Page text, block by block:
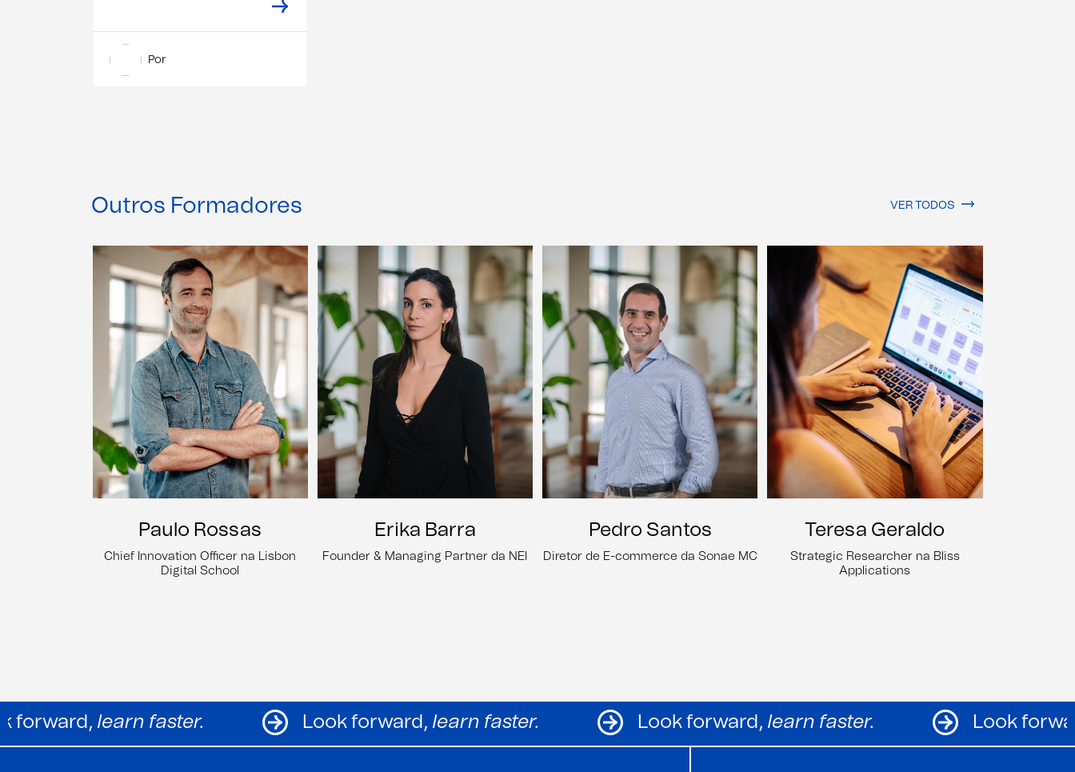
Por
Outros Formadores VER TODOS
Paulo Rossas
Chief Innovation Officer na Lisbon
Digital School
Erika Barra
Founder & Managing Partner da NEI
Pedro Santos
Diretor de E-commerce da Sonae MC
Teresa Geraldo
Strategic Researcher na Bliss
Applications
Look forward,learn faster. Look forward,learn faster. Look forward,learn faster.